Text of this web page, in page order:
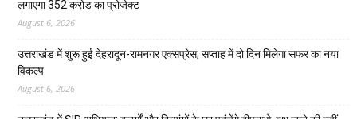
लगाएगा 352 करोड़ का प्रोजेक्ट
August 6, 2026
उत्तराखंड में शुरू हुई देहरादून-रामनगर एक्सप्रेस, सप्ताह में दो दिन मिलेगा सफर का नया
विकल्प
August 6, 2026